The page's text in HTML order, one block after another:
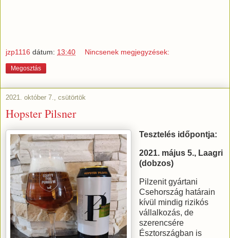
jzp1116 dátum: 13:40 Nincsenek megjegyzések:
Megosztás
2021. október 7., csütörtök
Hopster Pilsner
Tesztelés időpontja:
2021. május 5., Laagri
(dobzos)
Pilzenit gyártani
Csehország határain
kívül mindig rizikós
vállalkozás, de
szerencsére
Észtországban is